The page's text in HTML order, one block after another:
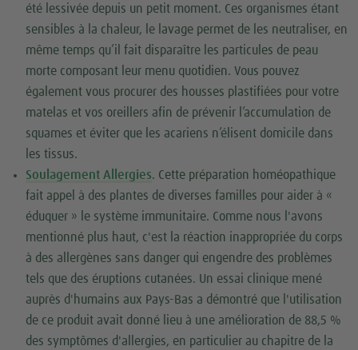
été lessivée depuis un petit moment. Ces organismes étant
sensibles à la chaleur, le lavage permet de les neutraliser, en
même temps qu’il fait disparaître les particules de peau
morte composant leur menu quotidien. Vous pouvez
également vous procurer des housses plastifiées pour votre
matelas et vos oreillers afin de prévenir l’accumulation de
squames et éviter que les acariens n’élisent domicile dans
les tissus.
Soulagement Allergies. Cette préparation homéopathique
fait appel à des plantes de diverses familles pour aider à «
éduquer » le système immunitaire. Comme nous l'avons
mentionné plus haut, c'est la réaction inappropriée du corps
à des allergènes sans danger qui engendre des problèmes
tels que des éruptions cutanées. Un essai clinique mené
auprès d'humains aux Pays-Bas a démontré que l'utilisation
de ce produit avait donné lieu à une amélioration de 88,5 %
des symptômes d'allergies, en particulier au chapitre de la